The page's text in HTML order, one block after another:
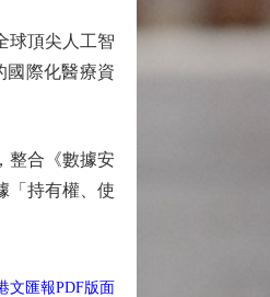
球頂尖人工智
國際化醫療資
整合《數據安
「持有權、使
文匯報PDF版面